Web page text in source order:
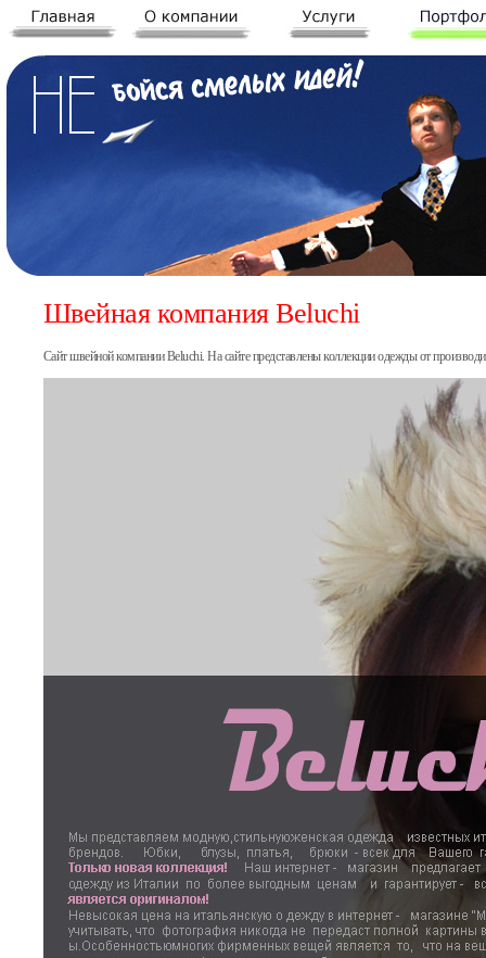
Швейная компания Beluchi
Сайт швейной компании Beluchi. На сайте представлены коллекции одежды от